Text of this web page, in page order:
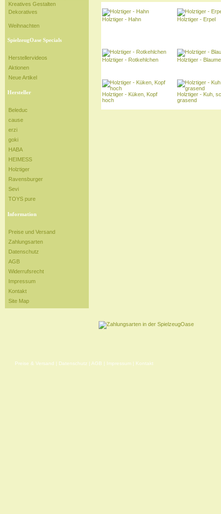
Kreatives Gestalten
Dekoratives
Weihnachten
SpielzeugOase Specials
Herstellervideos
Aktionen
Neue Artikel
Hersteller
Beleduc
cause
erzi
goki
HABA
HEIMESS
Holztiger
Ravensburger
Sevi
TOYS pure
Information
Preise und Versand
Zahlungsarten
Datenschutz
AGB
Widerrufsrecht
Impressum
Kontakt
Site Map
Holztiger - Hahn Holztiger - Erpel
Holztiger - Rotkehlchen Holztiger -
Holztiger - Küken, Kopf
hoch
Holztiger - Kuh,
grasend
Preise & Versand | Datenschutz | AGB | Impressum | Kontakt